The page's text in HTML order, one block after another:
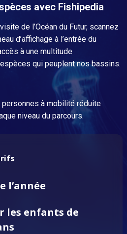
avec Fishipedia
de l’Océan du Futur, scannez
d’affichage à l’entrée du
à une multitude
qui peuplent nos bassins.
à mobilité réduite
niveau du parcours.
l’année
les enfants de